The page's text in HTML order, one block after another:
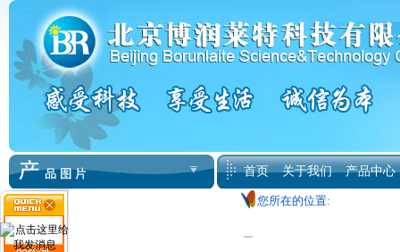
首页 关于我们 产品中心
您所在的位置: